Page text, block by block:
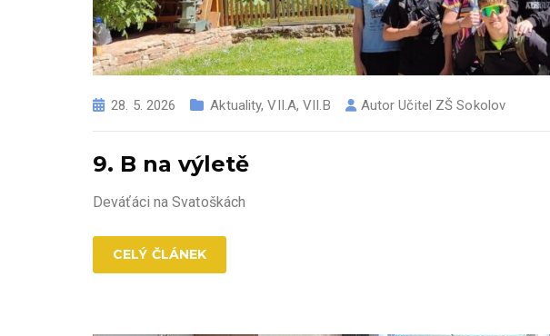
28. 5. 2026 Aktuality,VII.A,VII.B AutorUčitel ZŠ Sokolov
9. B na výletě
Deváťáci na Svatoškách
CELÝ ČLÁNEK